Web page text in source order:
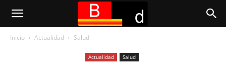
Inicio Actualidad Salud
Actualidad Salud